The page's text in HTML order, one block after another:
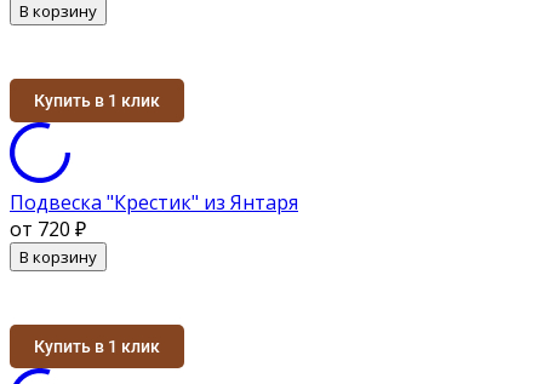
В корзину
Купить в 1 клик
Подвеска "Крестик" из Янтаря
от 720 ₽
В корзину
Купить в 1 клик